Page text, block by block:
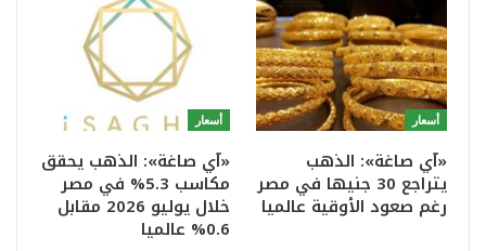
أسعار
«آي صاغة»: الذهب
يتراجع 30 جنيها في مصر
رغم صعود الأوقية عالميا
أسعار
«آي صاغة»: الذهب يحقق
مكاسب 5.3% في مصر
خلال يوليو 2026 مقابل
0.6% عالميا